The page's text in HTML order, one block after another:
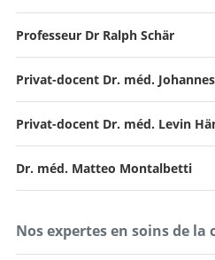
Professeur Dr Ralph Schär
Privat-docent Dr. méd.
Privat-docent Dr. méd. Levin
Dr. méd. Matteo Montalbetti
Nos expertes en soins de